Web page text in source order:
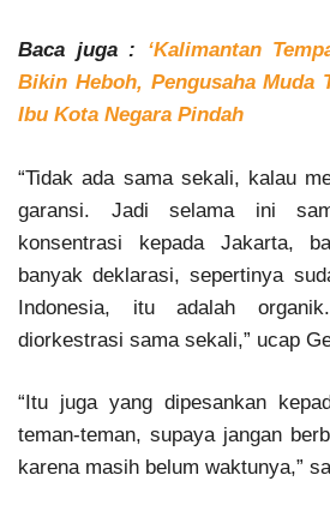
Baca juga : ‘Kalimantan
Bikin Heboh, Pengusaha Muda
Ibu Kota Negara Pindah
“Tidak ada sama sekali, kalau
garansi. Jadi selama ini
konsentrasi kepada Jakarta,
banyak deklarasi, sepertinya
Indonesia, itu adalah
diorkestrasi sama sekali,” ucap
“Itu juga yang dipesankan
teman-teman, supaya jangan
karena masih belum waktunya,”